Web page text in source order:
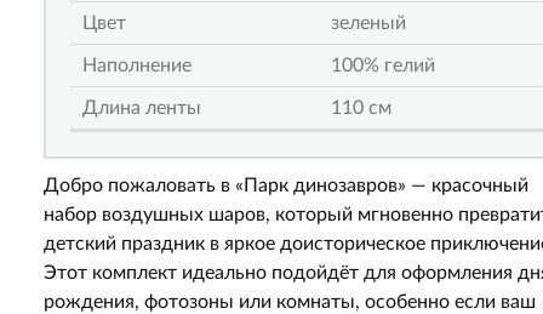
Цвет зеленый
Наполнение 100% гелий
Длина ленты 110 см
Добро пожаловать в «Парк динозавров» — красочный
набор воздушных шаров, который мгновенно
детский праздник в яркое доисторическое
Этот комплект идеально подойдёт для оформления
рождения, фотозоны или комнаты, особенно если ваш